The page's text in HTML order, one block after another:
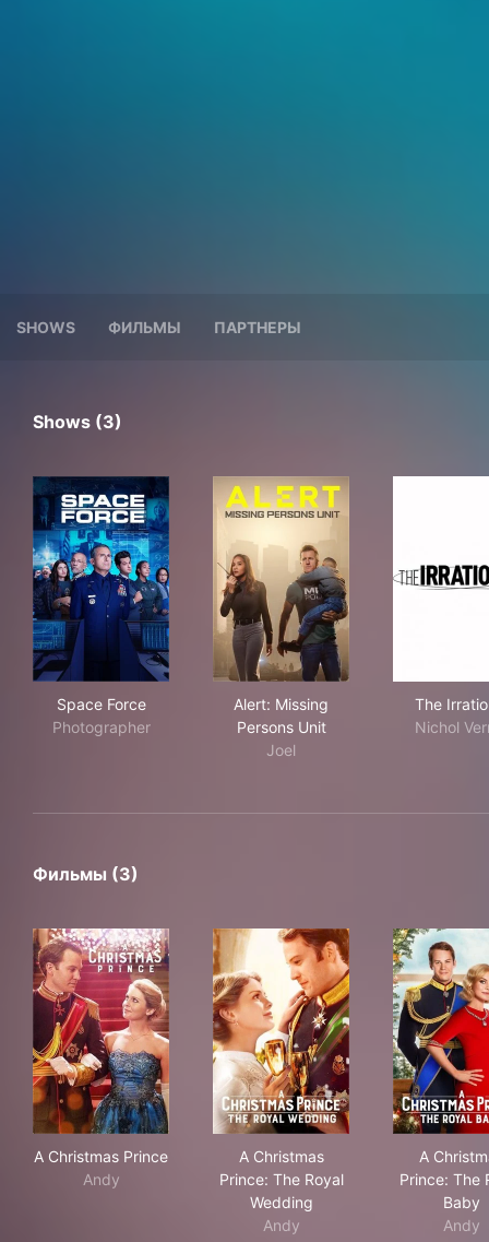
SHOWS ФИЛЬМЫ ПАРТНЕРЫ
Shows (3)
Space Force
Photographer
Alert: Missing
Persons Unit
Joel
The
Nichol
Фильмы (3)
A Christmas Prince
Andy
A Christmas
Prince: The Royal
Wedding
Andy
A
Prince: The
Baby
Andy